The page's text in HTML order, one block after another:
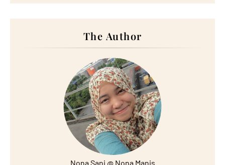
The Author
Nona Sani @ Nona Manis